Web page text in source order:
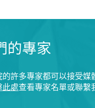
的專家
的許多專家都可以接受媒
此處查看專家名單或聯繫